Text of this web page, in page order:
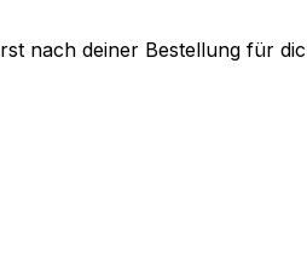
nach deiner Bestellung für